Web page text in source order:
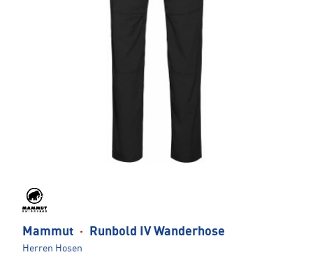
Mammut · Runbold IV Wanderhose
Herren Hosen